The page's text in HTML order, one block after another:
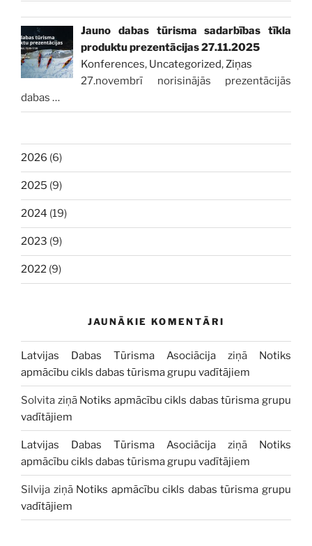
Jauno dabas tūrisma sadarbības tīkla
produktu prezentācijas 27.11.2025
Konferences, Uncategorized,Ziņas
27.novembrī norisinājās prezentācijās
dabas …
2026 (6)
2025 (9)
2024 (19)
2023 (9)
2022 (9)
JAUNĀKIE KOMENTĀRI
Latvijas Dabas Tūrisma Asociācija ziņā Notiks
apmācību cikls dabas tūrisma grupu vadītājiem
Solvita ziņā Notiks apmācību cikls dabas tūrisma grupu
vadītājiem
Latvijas Dabas Tūrisma Asociācija ziņā Notiks
apmācību cikls dabas tūrisma grupu vadītājiem
Silvija ziņā Notiks apmācību cikls dabas tūrisma grupu
vadītājiem